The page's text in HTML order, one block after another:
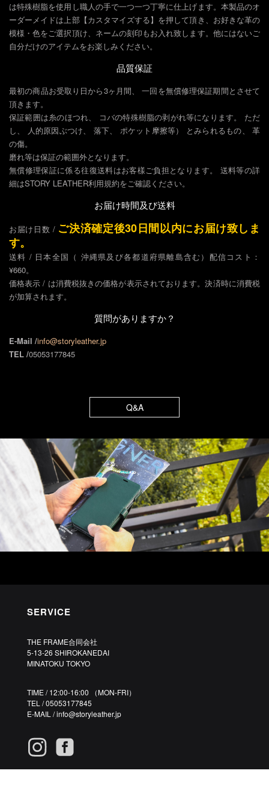
は特殊樹脂を使用し職人の手で一つ一つ丁寧に仕上げます。本製品のオ
ーダーメイドは上部【カスタマイズする】を押して頂き、お好きな革の
模様・色をご選択頂け、ネームの刻印もお入れ致します。他にはないご
自分だけのアイテムをお楽しみください。
品質保証
最初の商品お受取り日から3ヶ月間、 一回を無償修理保証期間とさせて
頂きます。
保証範囲は糸のほつれ、 コバの特殊樹脂の剥がれ等になります。 ただ
し、 人的原因ぶつけ、 落下、 ポケット摩擦等） とみられるもの、 革
の傷。
磨れ等は保証の範囲外となります。
無償修理保証に係る往復送料はお客樣ご負担となります。 送料等の詳
細はSTORY LEATHER利用規約をご確認ください。
お届け時間及び送料
お届け日数 / ご決済確定後30日間以内にお届け致しま
す。
送料 / 日本全国（ 沖縄県及び各都道府県離島含む）配信コスト：
¥660。
価格表示 / は消費税抜きの価格が表示されております。決済時に消費税
が加算されます。
質問がありますか？
E-Mail /info@storyleather.jp
TEL /05053177845
Q&A
SERVICE
THE FRAME合同会社
5-13-26 SHIROKANEDAI
MINATOKU TOKYO
TIME / 12:00-16:00 （MON-FRI）
TEL / 05053177845
E-MAIL /info@storyleather.jp